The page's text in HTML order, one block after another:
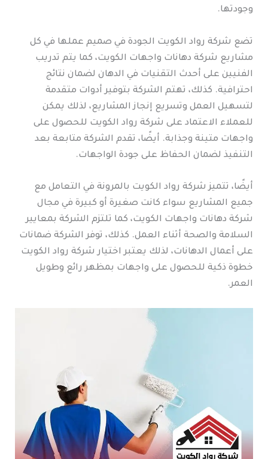
وجودتها.
تضع شركة رواد الكويت الجودة في صميم عملها في كل
مشاريع شركة دهانات واجهات الكويت، كما يتم تدريب
الفنيين على أحدث التقنيات في الدهان لضمان نتائج
احترافية. كذلك، تهتم الشركة بتوفير أدوات متقدمة
لتسهيل العمل وتسريع إنجاز المشاريع، لذلك يمكن
للعملاء الاعتماد على شركة رواد الكويت للحصول على
واجهات متينة وجذابة. أيضًا، تقدم الشركة متابعة بعد
التنفيذ لضمان الحفاظ على جودة الواجهات.
أيضًا، تتميز شركة رواد الكويت بالمرونة في التعامل مع
جميع المشاريع سواء كانت صغيرة أو كبيرة في مجال
شركة دهانات واجهات الكويت، كما تلتزم الشركة بمعايير
السلامة والصحة أثناء العمل. كذلك، توفر الشركة ضمانات
على أعمال الدهانات، لذلك يعتبر اختيار شركة رواد الكويت
خطوة ذكية للحصول على واجهات بمظهر رائع وطويل
العمر.